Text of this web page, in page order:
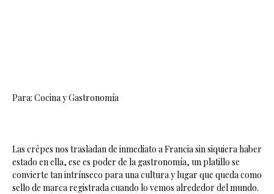
Para: Cocina y Gastronomía
Las crêpes nos trasladan de inmediato a Francia sin siquiera haber
estado en ella, ese es poder de la gastronomía, un platillo se
convierte tan intrínseco para una cultura y lugar que queda como
sello de marca registrada cuando lo vemos alrededor del mundo.